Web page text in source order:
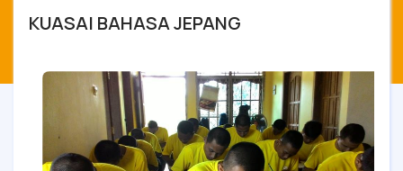
KUASAI BAHASA JEPANG